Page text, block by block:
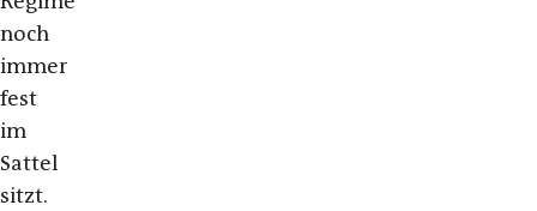
noch
immer
fest
im
Sattel
sitzt.